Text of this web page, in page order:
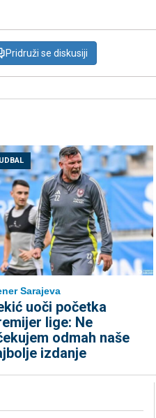
Pridruži se diskusiji
Sarajeva
uoči početka
lige: Ne
odmah naše
izdanje